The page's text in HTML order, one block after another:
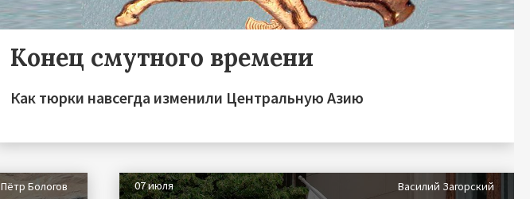
Конец смутного времени
Как тюрки навсегда изменили Центральную Азию
Пётр Бологов 07 июля Василий Загорский